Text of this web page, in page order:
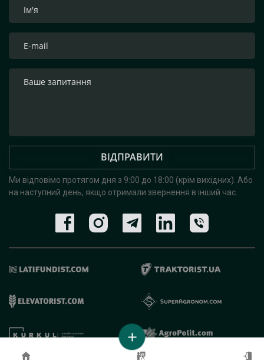
ВІДПРАВИТИ
Ми відповімо протягом дня з 9:00 до 18:00 (крім вихідних). Або
на наступний день, якщо отримали звернення в інший час.